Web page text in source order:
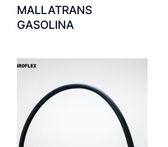
MALLATRANS
GASOLINA